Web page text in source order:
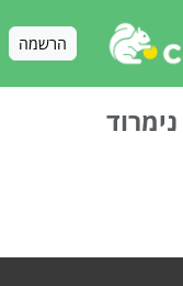
הרשמה
נימרוד